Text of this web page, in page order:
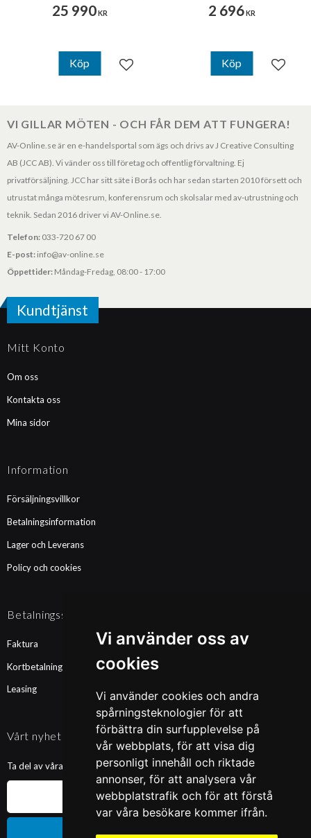
Vi använder oss av
cookies
Vi använder cookies och andra
spårningsteknologier för att
förbättra din surfupplevelse på
vår webbplats, för att visa dig
personligt innehåll och riktade
annonser, för att analysera vår
webbplatstrafik och för att förstå
var våra besökare kommer ifrån.
25 990KR
Lägg till i favoriter
Köp
2 696KR
Lägg
Köp
VI GILLAR MÖTEN - OCH FÅR DEM ATT FUNGERA!
AV-Online.se är en e-handelsportal som ägs och drivs av J Creative Consulting
AB (JCC AB). Vi vänder oss till företag och offentlig förvaltning. Ej
privatförsäljning. JCC har sitt säte i Borås och har sedan starten 2010 försett och
utrustat många mötesrum, konferensrum och skolsalar med av-utrustning och
teknik. Sedan 2016 driver vi AV-Online.se.
Telefon: 033-720 67 00
E-post: info@av-online.se
Öppettider: Måndag-Fredag, 08:00 - 17:00
Kundtjänst
Mitt Konto
Om oss
Kontakta oss
Mina sidor
Information
Försäljningsvillkor
Betalningsinformation
Lager och Leverans
Policy och cookies
Betalningssätt
Faktura
Kortbetalning
Leasing
Vårt nyhetsbrev
Ta del av våra nyheter och kampanjer. Fyll i din mailadress nedan!
Prenumerera